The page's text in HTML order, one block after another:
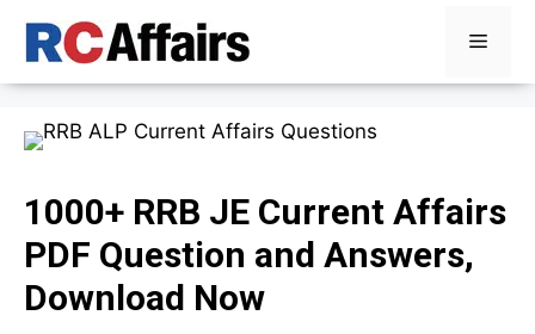
Menu
1000+ RRB JE Current Affairs
PDF Question and Answers,
Download Now